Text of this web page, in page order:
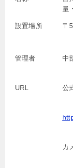
量
設置場所 〒
管理者 中
URL 公
カ